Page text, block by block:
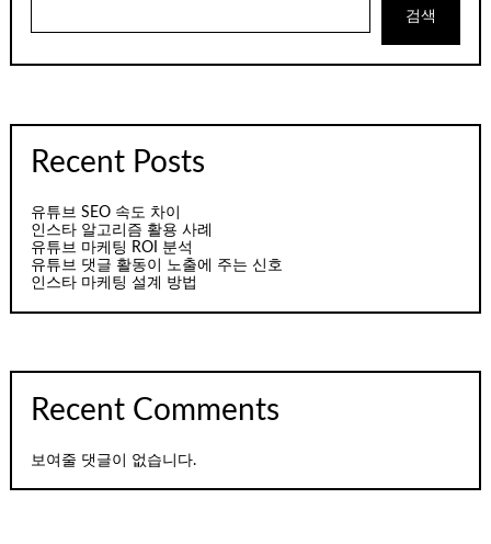
검색
Recent Posts
유튜브 SEO 속도 차이
인스타 알고리즘 활용 사례
유튜브 마케팅 ROI 분석
유튜브 댓글 활동이 노출에 주는 신호
인스타 마케팅 설계 방법
Recent Comments
보여줄 댓글이 없습니다.